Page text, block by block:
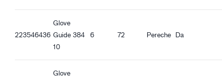
Bună aderență la ulei
223546436
Glove
Guide 384
10
6 72 Pereche Da
Glove